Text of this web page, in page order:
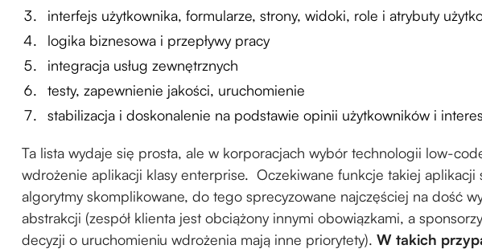
interfejs użytkownika, formularze, strony, widoki, role i atrybuty
logika biznesowa i przepływy pracy
integracja usług zewnętrznych
testy, zapewnienie jakości, uruchomienie
stabilizacja i doskonalenie na podstawie opinii użytkowników i
Ta lista wydaje się prosta, ale w korporacjach wybór technologii low-
wdrożenie aplikacji klasy enterprise. Oczekiwane funkcje takiej aplikacji
algorytmy skomplikowane, do tego sprecyzowane najczęściej na dość
abstrakcji (zespół klienta jest obciążony innymi obowiązkami, a
decyzji o uruchomieniu wdrożenia mają inne priorytety). W takich